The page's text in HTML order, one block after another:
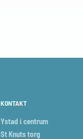
KONTAKT
Ystad i centrum
St Knuts torg